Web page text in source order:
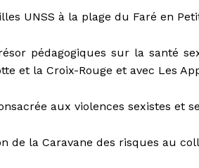
UNSS à la plage du Faré en
pédagogiques sur la santé
et la Croix-Rouge et avec Les
aux violences sexistes et
de la Caravane des risques au